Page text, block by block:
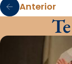
Anterior